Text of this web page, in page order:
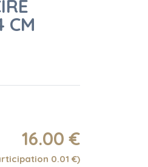
CM
16.00 €
0.01 €)